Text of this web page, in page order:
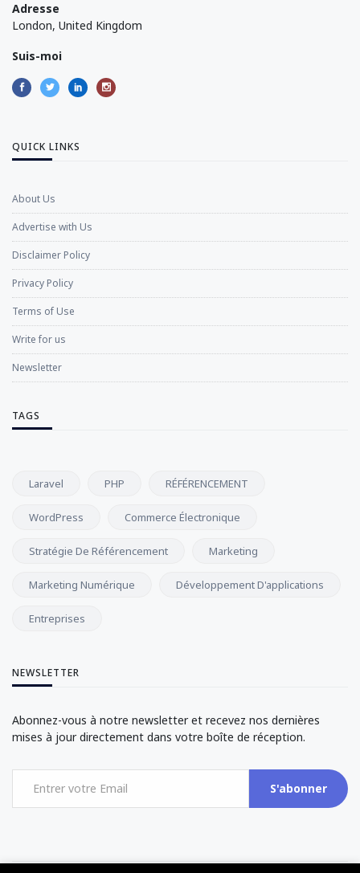
Adresse
London, United Kingdom
Suis-moi
QUICK LINKS
About Us
Advertise with Us
Disclaimer Policy
Privacy Policy
Terms of Use
Write for us
Newsletter
TAGS
Laravel PHP RÉFÉRENCEMENT
WordPress Commerce Électronique
Stratégie De Référencement Marketing
Marketing Numérique Développement D'applications
Entreprises
NEWSLETTER
Abonnez-vous à notre newsletter et recevez nos dernières
mises à jour directement dans votre boîte de réception.
S'abonner